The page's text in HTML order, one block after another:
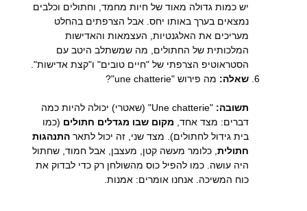
יש כמות גדולה מאוד של חיות מחמד, וחתולים וכלבים
נמצאים בערך באותו יחס. אבל הצרפתים בהחלט
מעריכים את האלגנטיות, העצמאות והאדישות
המלכותית של החתולים, מה שמשתלב היטב עם
הסטראוטיפ הצרפתי של "חיים טובים" ו"קצת אדישות".
שאלה: מה פירוש "une chatterie"?
תשובה:
"Une chatterie" (שאטרי) יכולה להיות כמה
דברים: מצד אחד, מקום שבו מגדלים חתולים (כמו
בית גידול לחתולים). מצד שני, זה יכול לתאר התנהגות
חתולית, כלומר מעשה קטן, מעצבן, אבל חמוד, שחתול
היה עושה. כמו להפיל כוס מהשולחן רק כדי לבדוק את
כוח המשיכה. אנחנו אומרים: אמנות.